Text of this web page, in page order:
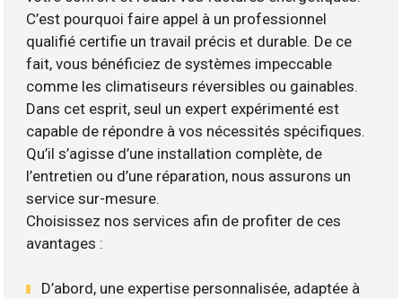
C’est pourquoi faire appel à un professionnel
qualifié certifie un travail précis et durable. De ce
fait, vous bénéficiez de systèmes impeccable
comme les climatiseurs réversibles ou gainables.
Dans cet esprit, seul un expert expérimenté est
capable de répondre à vos nécessités spécifiques.
Qu’il s’agisse d’une installation complète, de
l’entretien ou d’une réparation, nous assurons un
service sur-mesure.
Choisissez nos services afin de profiter de ces
avantages :
D’abord, une expertise personnalisée, adaptée à